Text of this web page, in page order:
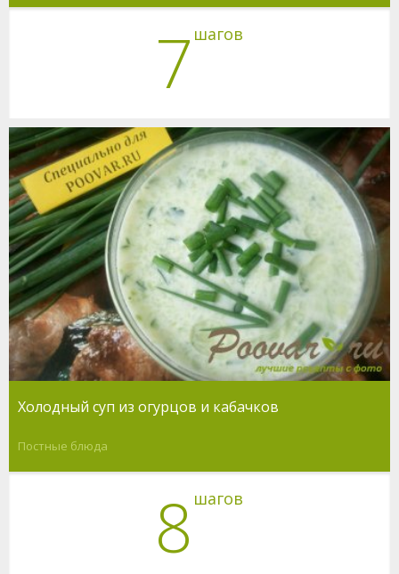
7 шагов
Холодный суп из огурцов и кабачков
Постные блюда
8 шагов